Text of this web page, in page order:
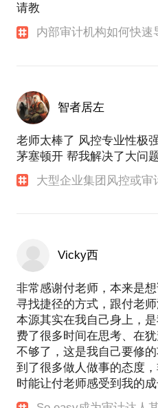
请教
内部审计机构如何快速
智者居左
老师太棒了 风控专业性极
茅塞顿开 帮我解决了大问
大型企业集团风控或审
Vicky西
非常感谢付老师，本来是
寻找捷径的方式，跟付老
本源其实在我自己身上，
费了很多时间在思考、在
不够了，这是我自己要修
到了很多做人做事的态度
时能让付老师感受到我的成